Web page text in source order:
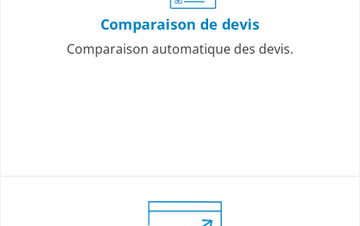
Comparaison de devis
Comparaison automatique des devis.